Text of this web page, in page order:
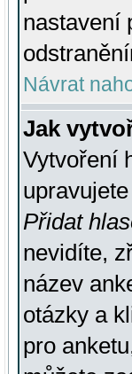
nastavení
Návrat
Jak
Vytvoření
Přidat
nevidíte,
název
otázky a
pro